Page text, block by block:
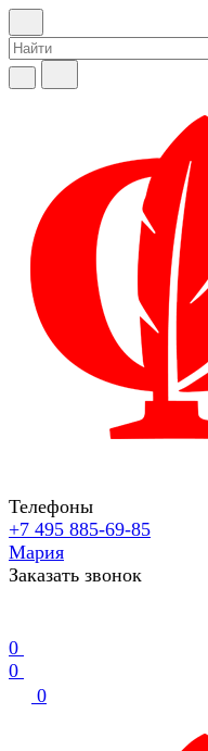
Телефоны
+7 495 885-69-85
Мария
Заказать звонок
0
0
0